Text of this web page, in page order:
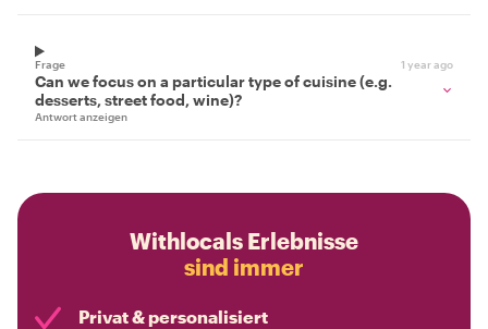
Frage 1 year ago
Can we focus on a particular type of cuisine (e.g.
desserts, street food, wine)?
Antwort anzeigen
Withlocals Erlebnisse
sind immer
Privat & personalisiert